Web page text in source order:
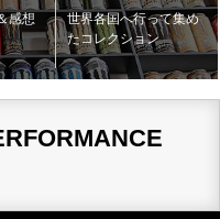
感想
世界各国へ行って集め
たコレクション